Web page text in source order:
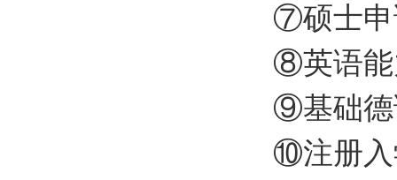
⑦硕士申
⑧英语能
⑨基础德
⑩注册入